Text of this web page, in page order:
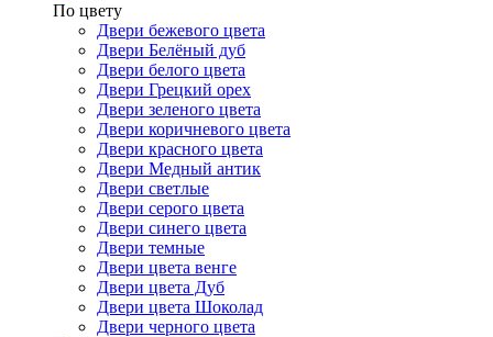
По цвету
Двери бежевого цвета
Двери Белёный дуб
Двери белого цвета
Двери Грецкий орех
Двери зеленого цвета
Двери коричневого цвета
Двери красного цвета
Двери Медный антик
Двери светлые
Двери серого цвета
Двери синего цвета
Двери темные
Двери цвета венге
Двери цвета Дуб
Двери цвета Шоколад
Двери черного цвета